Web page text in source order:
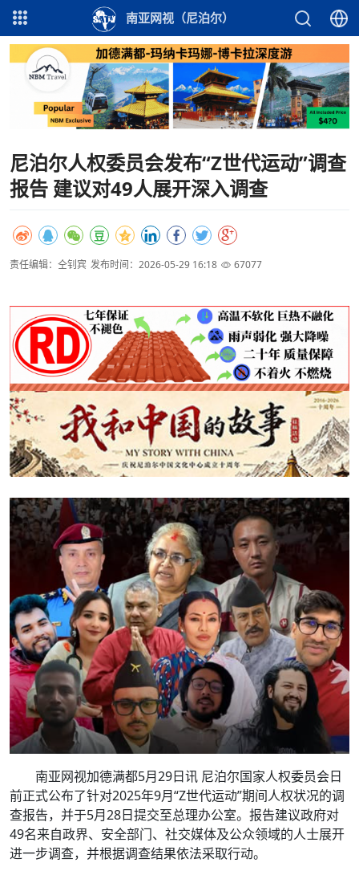
南亚网视（尼泊尔）
尼泊尔人权委员会发布“Z世代运动”调查
报告 建议对49人展开深入调查
责任编辑：仝钊宾 发布时间：2026-05-29 16:18 67077
南亚网视加德满都5月29日讯 尼泊尔国家人权委员会日
前正式公布了针对2025年9月“Z世代运动”期间人权状况的调
查报告，并于5月28日提交至总理办公室。报告建议政府对
49名来自政界、安全部门、社交媒体及公众领域的人士展开
进一步调查，并根据调查结果依法采取行动。